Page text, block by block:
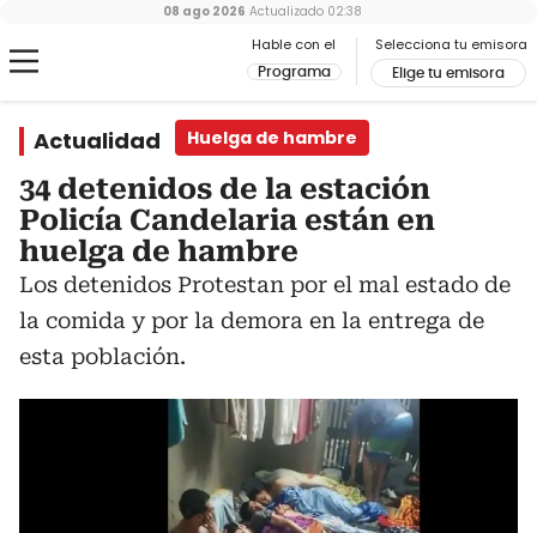
Hable con el
Programa
Selecciona tu emisora
Elige tu emisora
08 ago 2026 Actualizado 02:38
Actualidad Huelga de hambre
34 detenidos de la estación
Policía Candelaria están en
huelga de hambre
Los detenidos Protestan por el mal estado de
la comida y por la demora en la entrega de
esta población.